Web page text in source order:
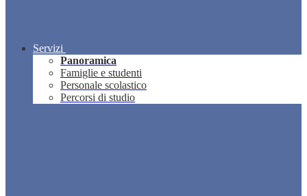
Servizi
Panoramica
Famiglie e studenti
Personale scolastico
Percorsi di studio